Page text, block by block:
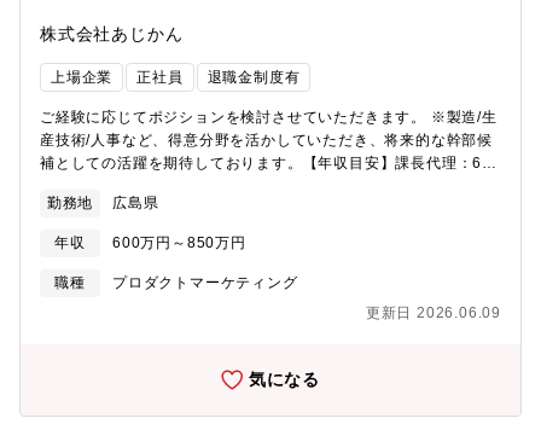
株式会社あじかん
上場企業 正社員 退職金制度有
ご経験に応じてポジションを検討させていただきます。 ※製造/生
産技術/人事など、得意分野を活かしていただき、将来的な幹部候
補としての活躍を期待しております。【年収目安】課長代理：600
万
勤務地 広島県
年収 600万円～850万円
職種
プロダクトマーケティング
更新日 2026.06.09
気になる